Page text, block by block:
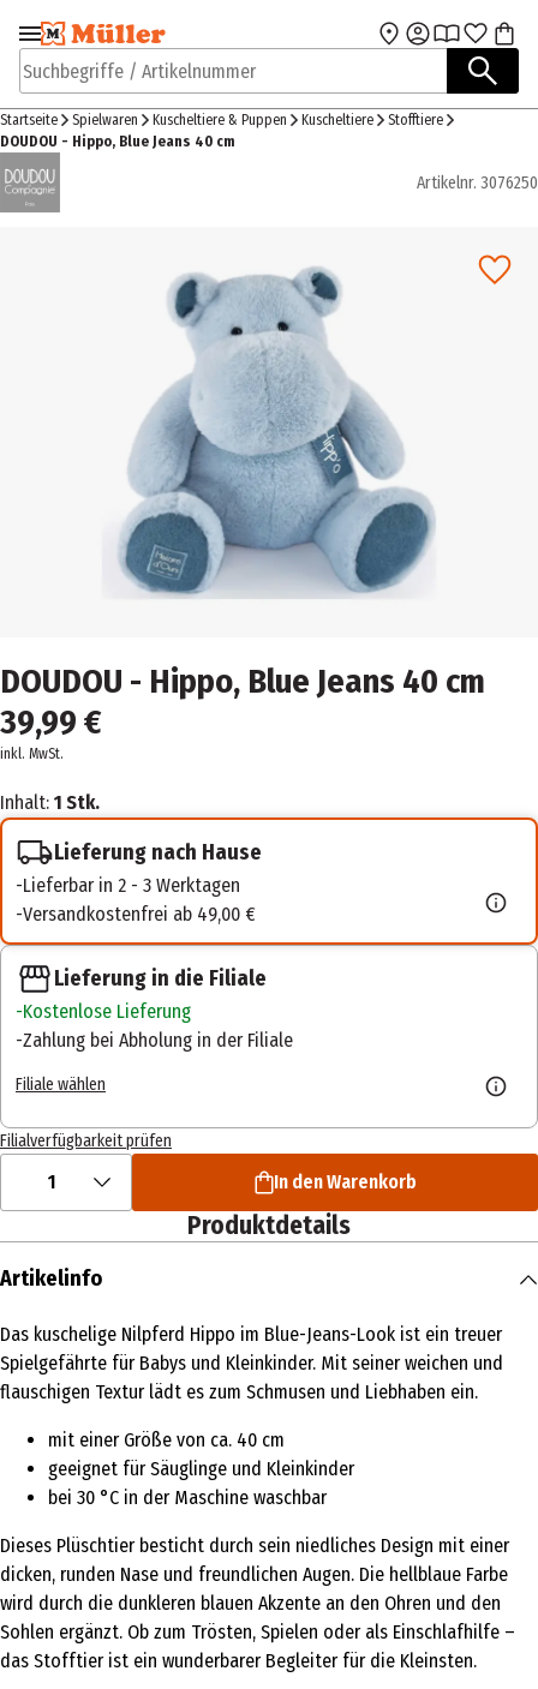
Zur Navigation
springen
Zum Hauptinhalt
Suchbegriffe / Artikelnummer
Startseite Spielwaren Kuscheltiere & Puppen Kuscheltiere
Stofftiere
DOUDOU - Hippo, Blue Jeans 40 cm
Artikelnr. 3076250
DOUDOU - Hippo, Blue Jeans 40 cm
39,99 €
inkl. MwSt.
Inhalt: 1 Stk.
Lieferung nach Hause
Lieferbar in 2 - 3 Werktagen
Versandkostenfrei ab 49,00 €
Lieferung in die Filiale
Kostenlose Lieferung
Zahlung bei Abholung in der Filiale
Filiale wählen
Filialverfügbarkeit prüfen
1 In den Warenkorb
Produktdetails
Artikelinfo
Das kuschelige Nilpferd Hippo im Blue-Jeans-Look ist ein treuer
Spielgefährte für Babys und Kleinkinder. Mit seiner weichen und
flauschigen Textur lädt es zum Schmusen und Liebhaben ein.
mit einer Größe von ca. 40 cm
geeignet für Säuglinge und Kleinkinder
bei 30 °C in der Maschine waschbar
Dieses Plüschtier besticht durch sein niedliches Design mit einer
dicken, runden Nase und freundlichen Augen. Die hellblaue Farbe
wird durch die dunkleren blauen Akzente an den Ohren und den
Sohlen ergänzt. Ob zum Trösten, Spielen oder als Einschlafhilfe –
das Stofftier ist ein wunderbarer Begleiter für die Kleinsten.